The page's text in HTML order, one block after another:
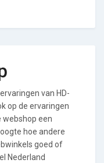
van HD-
op de ervaringen
webshop een
hoe andere
goed of
Nederland